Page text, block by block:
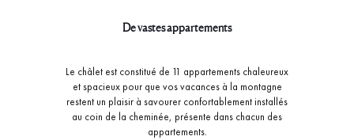
De vastes appartements
Le châlet est constitué de 11 appartements chaleureux
et spacieux pour que vos vacances à la montagne
restent un plaisir à savourer confortablement installés
au coin de la cheminée, présente dans chacun des
appartements.